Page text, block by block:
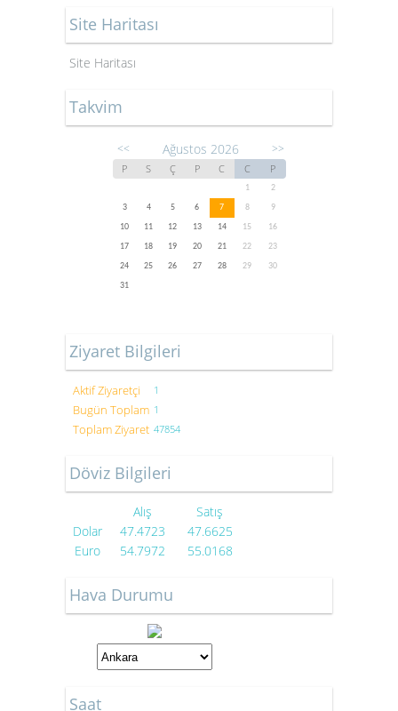
Site Haritası
Site Haritası
Takvim
<< Ağustos 2026 >>
P S Ç P C C P
1
2
3
4 5 6 7 8
9
10
11 12 13 14 15
16
17
18 19 20 21 22
23
24
25 26 27 28 29
30
31
Ziyaret Bilgileri
Aktif Ziyaretçi 1
Bugün Toplam 1
Toplam Ziyaret 47854
Döviz Bilgileri
Alış
Satış
Dolar
47.4723
47.6625
Euro
54.7972 55.0168
Hava Durumu
Saat